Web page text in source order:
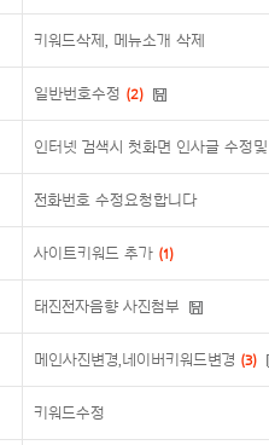
키워드삭제, 메뉴소개 삭제
일반번호수정 (2)
인터넷 검색시 첫화면 인사글 수정
전화번호 수정요청합니다
사이트키워드 추가 (1 )
태진전자음향 사진첨부
메인사진변경,네이버키워드변경 (3)
키워드수정